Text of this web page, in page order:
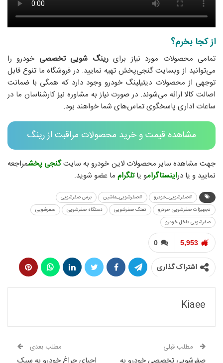
از کجا بخرم؟
تمامی محصولات مورد نیاز برایرینگ شویی تخصصی خودرو را
می‌توانید از وبسایت گنجی‌پخش تهیه نمایید. در فروشگاه ما تنوع قابل
توجهی از محصولات دیتیلینگ خودرو وجود دارد که همگی با ضمانت
اصالت کالا ارائه می‌شوند. در صورت نیاز به مشاوره نیز کارشناسان ما در
ساعات اداری پاسخگوی تماس‌های شما خواهند بود.
مشاهده قیمت و خرید محصولات مراقبت از رینگ
خودرو
جهت مشاهده سایر محصولات لاین خودرو به سایتگنجی پخشمراجعه
نمایید و یا دراینستاگرامو یاتلگرام ما عضو شوید.
#صفرشویی_خودرو #صفرشویی_ماشین
برس صفرشویی
تجهیزات صفرشویی خودرو
تفنگ صفرشویی دستگاه صفرشویی
صفرشویی
صفرشویی داخل خودرو
0 5,953
اشتراک گذاری
Kiaee
مطلب قبلی مطلب بعدی